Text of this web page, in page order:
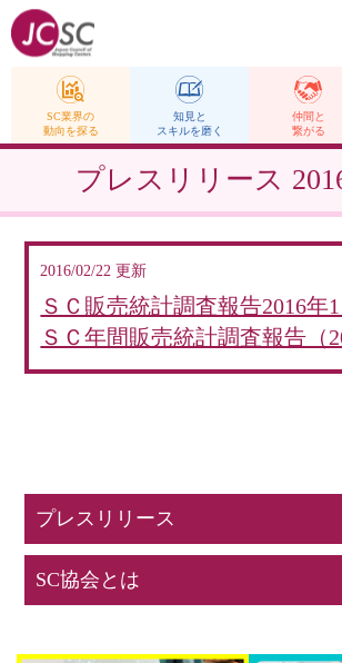
SC業界の
動向を探る
知見と
スキルを磨く
仲間と
繋がる
プレスリリース
2016/02/22 更新
ＳＣ販売統計調査報告2016年
ＳＣ年間販売統計調査報告（
プレスリリース
SC協会とは